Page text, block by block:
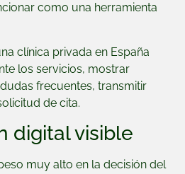
como una herramienta
clínica privada en España
los servicios, mostrar
frecuentes, transmitir
de cita.
digital visible
muy alto en la decisión del